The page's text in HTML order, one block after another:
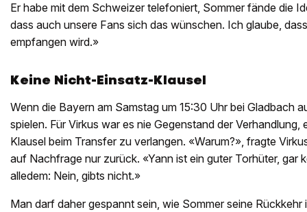
Er habe mit dem Schweizer telefoniert, Sommer fände die
dass auch unsere Fans sich das wünschen. Ich glaube,
empfangen wird.»
Keine Nicht-Einsatz-Klausel
Wenn die Bayern am Samstag um 15:30 Uhr bei Gladbach
spielen. Für Virkus war es nie Gegenstand der
Klausel beim Transfer zu verlangen. «Warum?», fragte
auf Nachfrage nur zurück. «Yann ist ein guter Torhüter, gar
alledem: Nein, gibts nicht.»
Man darf daher gespannt sein, wie Sommer seine